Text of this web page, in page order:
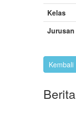
Kelas
Jurusan
Berita